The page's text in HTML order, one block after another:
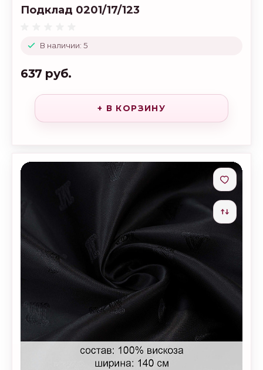
В наличии: 5
Подклад 0201/17/123
637 руб.
+ В КОРЗИНУ